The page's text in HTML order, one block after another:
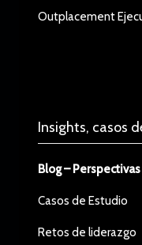
Outplacement
Insights, casos
Blog – Perspectivas
Casos de Estudio
Retos de liderazgo